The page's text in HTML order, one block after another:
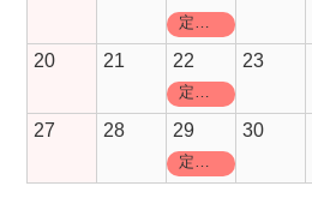
定休日
20 21 22
定休日
23
27 28 29
定休日
30